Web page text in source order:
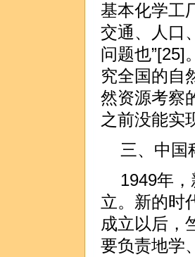
基本化学工
交通、人口
问题也”[25]
究全国的自
然资源考察
之前没能实
三、中国
1949年
立。新的时
成立以后，
要负责地学